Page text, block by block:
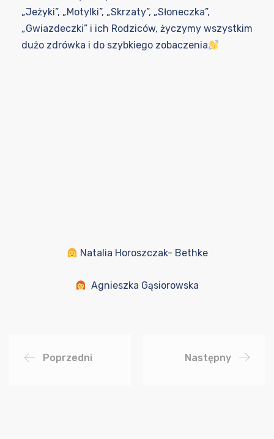
„Jeżyki”, „Motylki”, „Skrzaty”, „Słoneczka”,
„Gwiazdeczki” i ich Rodziców, życzymy wszystkim
dużo zdrówka i do szybkiego zobaczenia
Natalia Horoszczak- Bethke
Agnieszka Gąsiorowska
Poprzedni Następny